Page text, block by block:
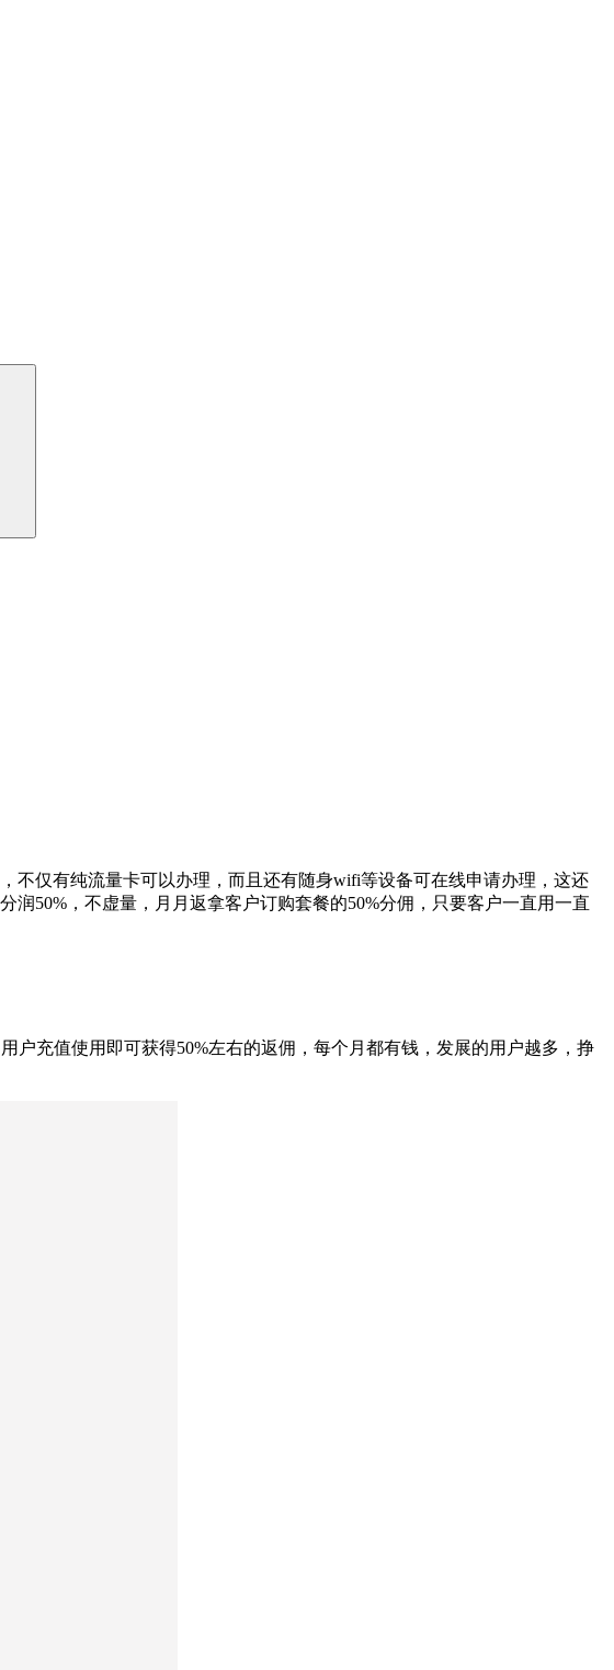
仅有纯流量卡可以办理，而且还有随身wifi等设备可在线申请办理，这还
50%，不虚量，月月返拿客户订购套餐的50%分佣，只要客户一直用一直
充值使用即可获得50%左右的返佣，每个月都有钱，发展的用户越多，挣